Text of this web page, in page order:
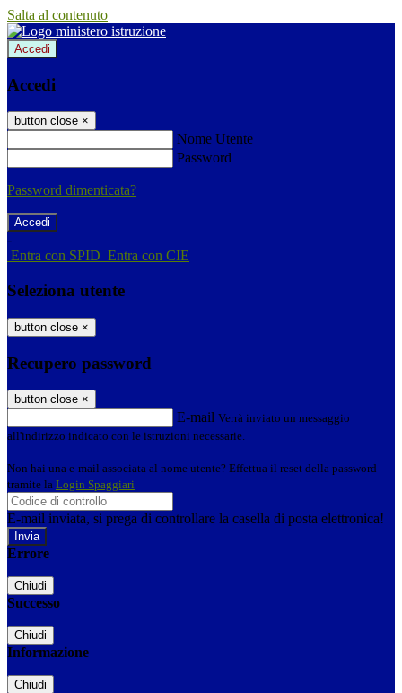
Salta al contenuto
Accedi
Accedi
button close ×
Nome Utente
Password
Password dimenticata?
-
Entra con SPID Entra con CIE
Seleziona utente
button close ×
Recupero password
button close ×
E-mail Verrà inviato un messaggio
all'indirizzo indicato con le istruzioni necessarie.
Non hai una e-mail associata al nome utente? Effettua il reset della password
tramite la Login Spaggiari
E-mail inviata, si prega di controllare la casella di posta elettronica!
Errore
Chiudi
Successo
Chiudi
Informazione
Chiudi